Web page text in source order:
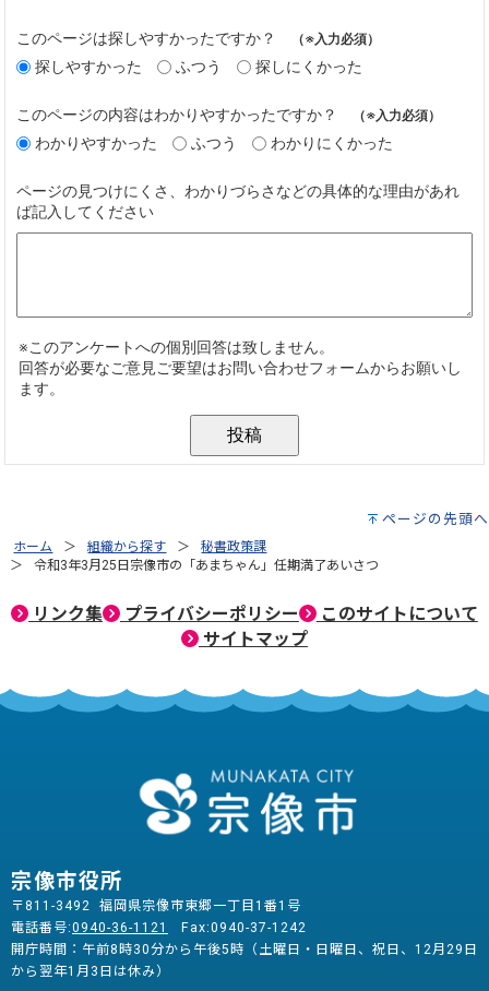
ページの先頭へ
ホーム 組織から探す
秘書政策課
令和3年3月25日宗像市の「あまちゃん」任期満了あいさつ
リンク集 プライバシーポリシー
このサイトについて
サイトマップ
宗像市役所
〒811-3492 福岡県宗像市東郷一丁目1番1号
電話番号:0940-36-1121
Fax:0940-37-1242
開庁時間：午前8時30分から午後5時（土曜日・日曜日、祝日、12月29日
から翌年1月3日は休み）